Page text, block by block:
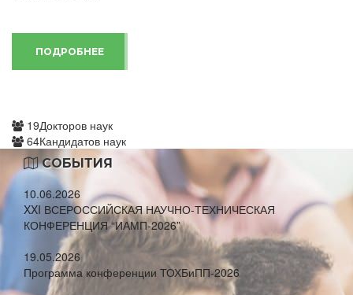
ПОДРОБНЕЕ
19Докторов наук
64Кандидатов наук
СОБЫТИЯ
10.06.2026
XXI ВСЕРОССИЙСКАЯ НАУЧНО-ТЕХНИЧЕСКАЯ
КОНФЕРЕНЦИЯ “ИАМП-2026”
19.05.2026
Программа конференции ТОХБиПП-2026